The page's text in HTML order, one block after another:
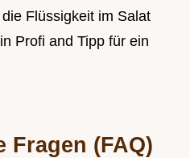
Flüssigkeit im Salat
Profi and Tipp für ein
Fragen (FAQ)